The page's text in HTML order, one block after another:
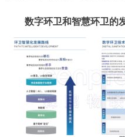
数字环卫和智慧环卫的